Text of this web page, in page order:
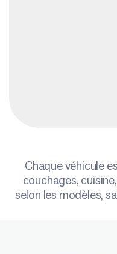
Chaque véhicule
couchages,
selon les modèles,